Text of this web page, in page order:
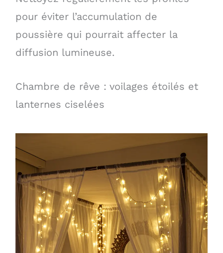
pour éviter l’accumulation de
poussière qui pourrait affecter la
diffusion lumineuse.
Chambre de rêve : voilages étoilés et
lanternes ciselées